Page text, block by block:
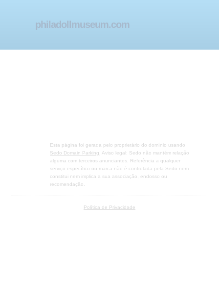
philadollmuseum.com
Esta página foi gerada pelo proprietário do domínio usando
Sedo Domain Parking
. Aviso legal: Sedo não mantém relação
alguma com terceiros anunciantes. Referência a qualquer
serviço específico ou marca não é controlada pela Sedo nem
constitui nem implica a sua associação, endosso ou
recomendação.
Política de Privacidade